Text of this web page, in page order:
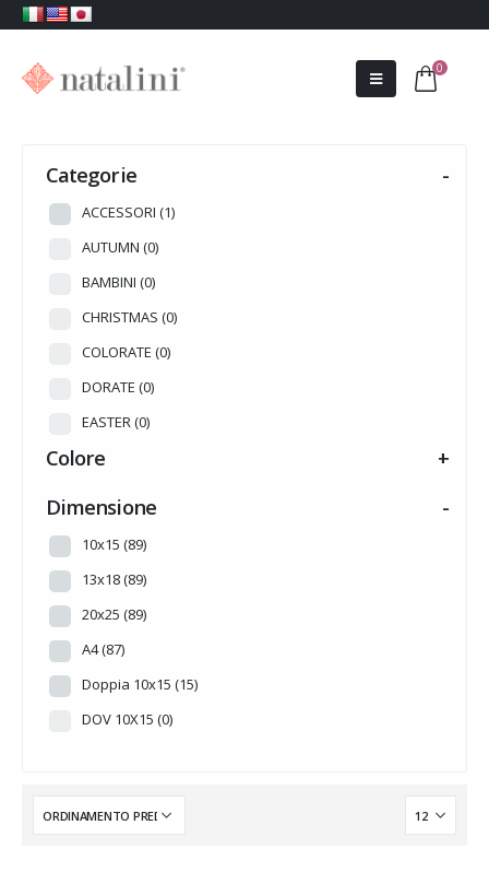
0
Categorie -
ACCESSORI (1)
AUTUMN (0)
BAMBINI (0)
CHRISTMAS (0)
COLORATE (0)
DORATE (0)
EASTER(0)
HALLOWEEN
WINTER(0)
Colore
+
Dimensione
-
10x15 (89)
13x18(89)
20x25 (89)
A4(87)
Doppia 10x15 (15)
DOV 10X15 (0)